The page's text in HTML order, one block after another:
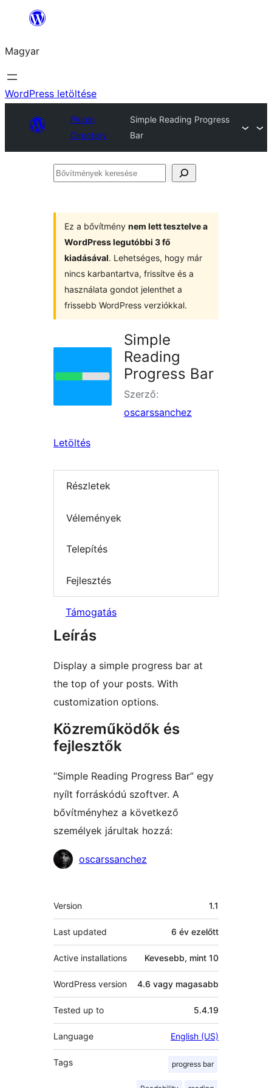
Ugrás
tartalomhoz
Magyar
WordPress letöltése
Plugin
Directory
Simple Reading Progress
Bar
Bővítmények
Ez a bővítmény nem lett tesztelve a
WordPress legutóbbi 3 fő
kiadásával. Lehetséges, hogy már
nincs karbantartva, frissítve és a
használata gondot jelenthet a
frissebb WordPress verziókkal.
Simple
Reading
Progress Bar
Szerző:
oscarssanchez
Letöltés
Részletek
Vélemények
Telepítés
Fejlesztés
Támogatás
Leírás
Display a simple progress bar at
the top of your posts. With
customization options.
Közreműködők és
fejlesztők
“Simple Reading Progress Bar” egy
nyílt forráskódú szoftver. A
bővítményhez a következő
személyek járultak hozzá:
Közreműködők
oscarssanchez
Meta
Version 1.1
Last updated 6 év ezelőtt
Active installations Kevesebb, mint 10
WordPress version 4.6 vagy magasabb
Tested up to 5.4.19
Language English (US)
Tags progress bar